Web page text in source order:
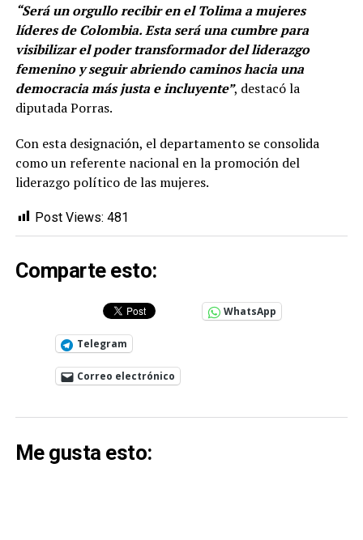
“Será un orgullo recibir en el Tolima a mujeres
líderes de Colombia. Esta será una cumbre para
visibilizar el poder transformador del liderazgo
femenino y seguir abriendo caminos hacia una
democracia más justa e incluyente”, destacó la
diputada Porras.
Con esta designación, el departamento se consolida
como un referente nacional en la promoción del
liderazgo político de las mujeres.
Post Views: 481
Comparte esto:
WhatsApp
Telegram
Correo electrónico
Me gusta esto: